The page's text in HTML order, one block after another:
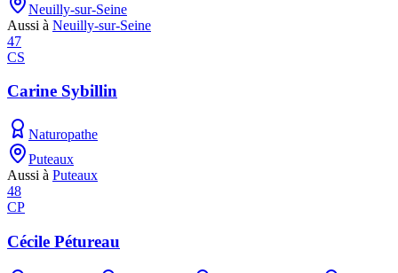
Neuilly-sur-Seine
Aussi à Neuilly-sur-Seine
47
CS
Carine Sybillin
Naturopathe
Puteaux
Aussi à Puteaux
48
CP
Cécile Pétureau